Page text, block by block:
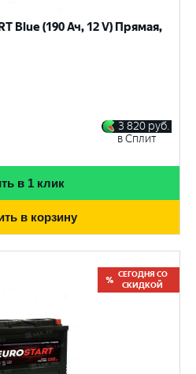
Blue (190 Ач, 12 V) Прямая,
3 820 руб.
в Сплит
в 1 клик
в корзину
СЕГОДНЯ СО
СКИДКОЙ